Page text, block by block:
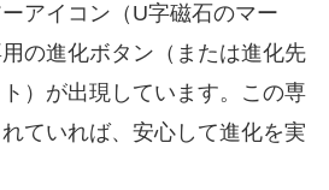
アイコン（U字磁石のマー
の進化ボタン（または進化先
）が出現しています。この専
ていれば、安心して進化を実